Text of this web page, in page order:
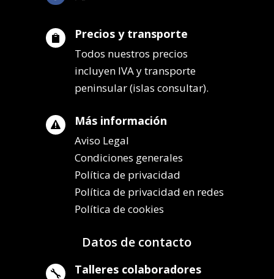
 Precios y transporte
Todos nuestros precios
incluyen IVA y transporte
peninsular (islas consultar).
 Más información
Aviso Legal
Condiciones generales
Política de privacidad
Política de privacidad en redes
Política de cookies
Datos de contacto
 Talleres colaboradores